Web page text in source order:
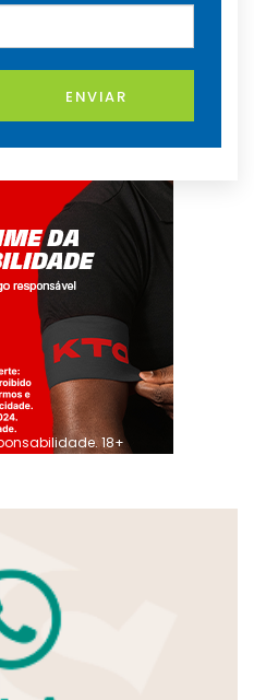
ENVIAR
18+